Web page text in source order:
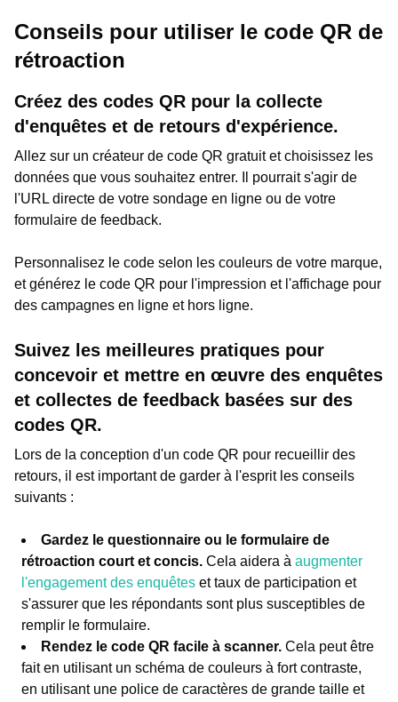
Conseils pour utiliser le code QR de
rétroaction
Créez des codes QR pour la collecte
d'enquêtes et de retours d'expérience.
Allez sur un créateur de code QR gratuit et choisissez les
données que vous souhaitez entrer. Il pourrait s'agir de
l'URL directe de votre sondage en ligne ou de votre
formulaire de feedback.
Personnalisez le code selon les couleurs de votre marque,
et générez le code QR pour l'impression et l'affichage pour
des campagnes en ligne et hors ligne.
Suivez les meilleures pratiques pour
concevoir et mettre en œuvre des enquêtes
et collectes de feedback basées sur des
codes QR.
Lors de la conception d'un code QR pour recueillir des
retours, il est important de garder à l'esprit les conseils
suivants :
Gardez le questionnaire ou le formulaire de
rétroaction court et concis. Cela aidera à augmenter
l'engagement des enquêtes et taux de participation et
s'assurer que les répondants sont plus susceptibles de
remplir le formulaire.
Rendez le code QR facile à scanner. Cela peut être
fait en utilisant un schéma de couleurs à fort contraste,
en utilisant une police de caractères de grande taille et